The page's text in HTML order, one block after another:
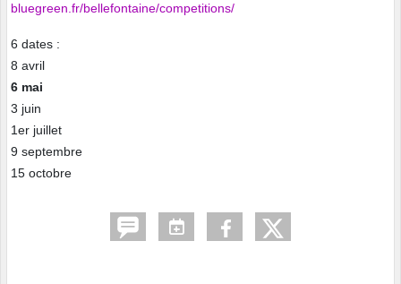
bluegreen.fr/bellefontaine/competitions/
6 dates :
8 avril
6 mai
3 juin
1er juillet
9 septembre
15 octobre